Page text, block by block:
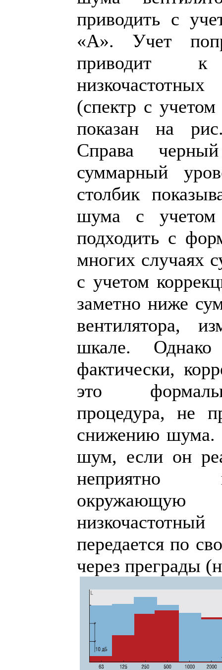
приводить с
«А». Учет
приводит
(спектр с
показан на
Справа
суммарный
столбик
шума с учетом
подходить с
многих случаях
с учетом
заметно ниже
вентилятора,
шкале.
фактически,
это
процедура, не
снижению шума.
шум, если он
неприятно
передается по
через преграды